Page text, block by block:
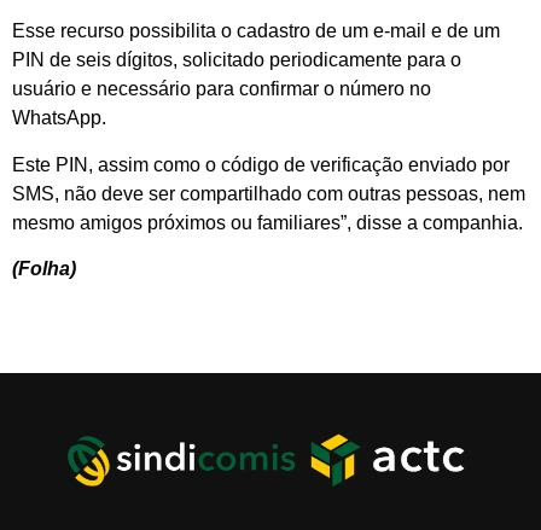
Esse recurso possibilita o cadastro de um e-mail e de um
PIN de seis dígitos, solicitado periodicamente para o
usuário e necessário para confirmar o número no
WhatsApp.
Este PIN, assim como o código de verificação enviado por
SMS, não deve ser compartilhado com outras pessoas, nem
mesmo amigos próximos ou familiares”, disse a companhia.
(Folha)